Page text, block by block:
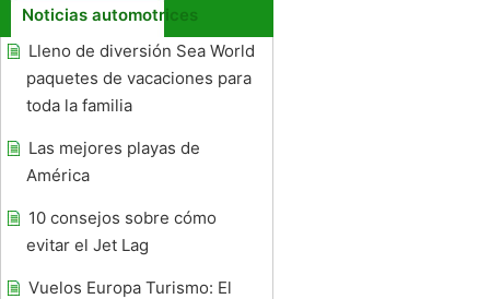
Tahoe
Noticias automotrices
Lleno de diversión Sea World
paquetes de vacaciones para
toda la familia
Las mejores playas de
América
10 consejos sobre cómo
evitar el Jet Lag
Vuelos Europa Turismo: El